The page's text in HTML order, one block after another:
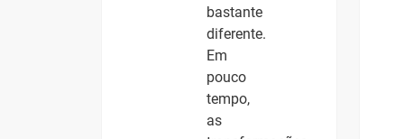
bastante
diferente.
Em
pouco
tempo,
as